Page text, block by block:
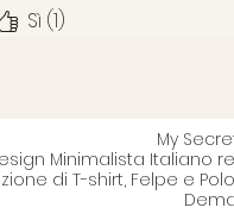
Sì (1)
My
Minimalista Italiano
di T-shirt, Felpe e